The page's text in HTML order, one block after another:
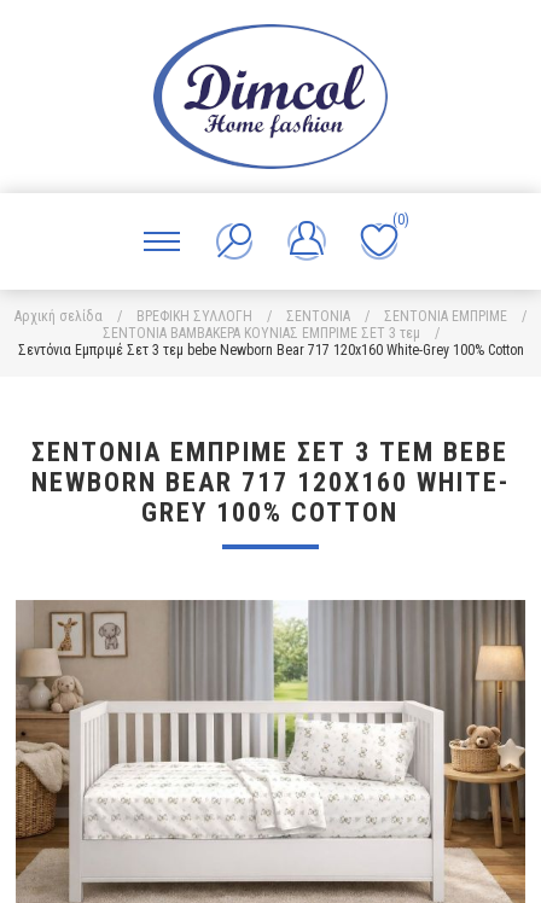
(0)
Αρχική σελίδα / ΒΡΕΦΙΚΗ ΣΥΛΛΟΓΗ / ΣΕΝΤΟΝΙΑ / ΣΕΝΤΟΝΙΑ ΕΜΠΡΙΜΕ
/
ΣΕΝΤΟΝΙΑ ΒΑΜΒΑΚΕΡΑ ΚΟΥΝΙΑΣ ΕΜΠΡΙΜΕ ΣΕΤ 3 τεμ
/
Σεντόνια Εμπριμέ Σετ 3 τεμ bebe Newborn Bear 717 120x160 White-Grey 100% Cotton
ΣΕΝΤΌΝΙΑ ΕΜΠΡΙΜΈ ΣΕΤ 3 ΤΕΜ BEBE
NEWBORN BEAR 717 120X160 WHITE-
GREY 100% COTTON